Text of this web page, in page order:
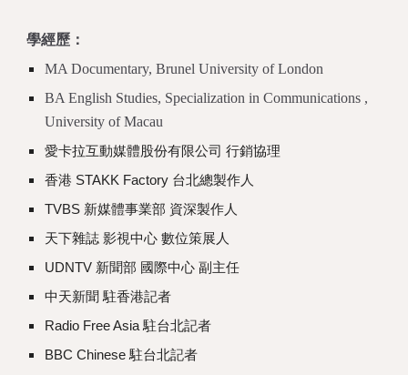
學經歷：
MA Documentary, Brunel University of London
BA English Studies, Specialization in Communications ,
University of Macau
愛卡拉互動媒體股份有限公司 行銷協理
香港 STAKK Factory 台北總製作人
TVBS 新媒體事業部 資深製作人
天下雜誌 影視中心 數位策展人
UDNTV 新聞部 國際中心 副主任
中天新聞 駐香港記者
Radio Free Asia 駐台北記者
BBC Chinese 駐台北記者